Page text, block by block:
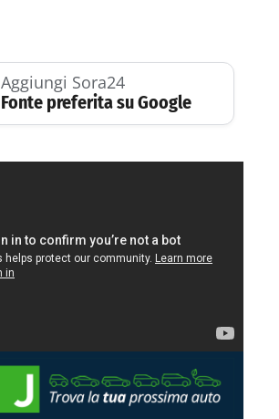
Aggiungi Sora24
Fonte preferita su Google